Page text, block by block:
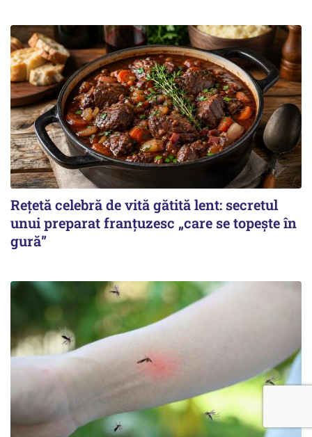
Rețetă celebră de vită gătită lent: secretul
unui preparat franțuzesc „care se topește în
gură”